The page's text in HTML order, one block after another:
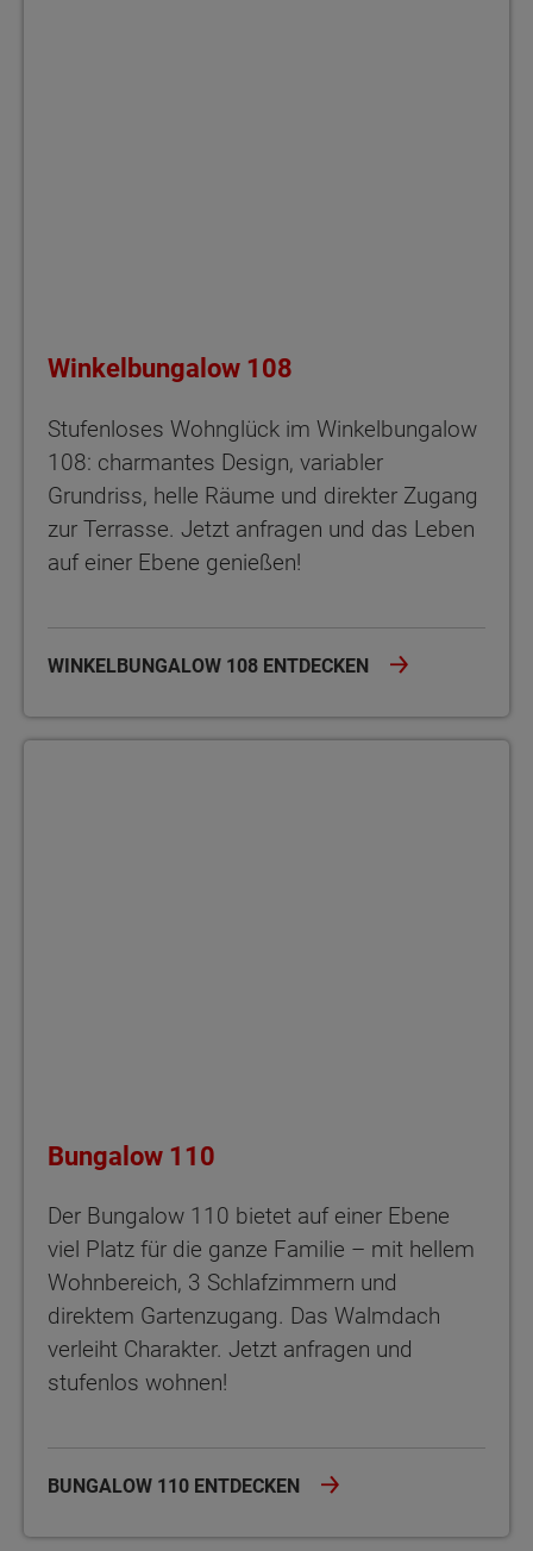
Winkelbungalow 108
Stufenloses Wohnglück im Winkelbungalow
108: charmantes Design, variabler
Grundriss, helle Räume und direkter Zugang
zur Terrasse. Jetzt anfragen und das Leben
auf einer Ebene genießen!
WINKELBUNGALOW 108 ENTDECKEN
Bungalow 110
Der Bungalow 110 bietet auf einer Ebene
viel Platz für die ganze Familie – mit hellem
Wohnbereich, 3 Schlafzimmern und
direktem Gartenzugang. Das Walmdach
verleiht Charakter. Jetzt anfragen und
stufenlos wohnen!
BUNGALOW 110 ENTDECKEN